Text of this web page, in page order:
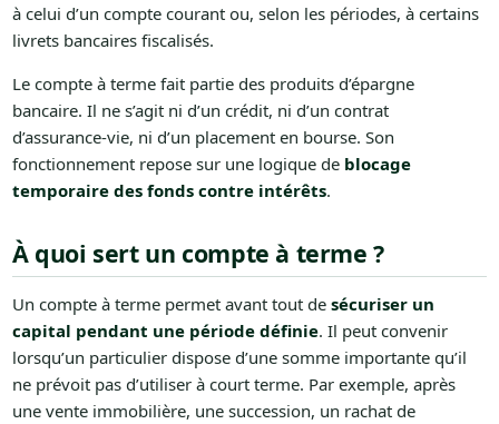
à celui d’un compte courant ou, selon les périodes, à certains
livrets bancaires fiscalisés.
Le compte à terme fait partie des produits d’épargne
bancaire. Il ne s’agit ni d’un crédit, ni d’un contrat
d’assurance-vie, ni d’un placement en bourse. Son
fonctionnement repose sur une logique de blocage
temporaire des fonds contre intérêts.
À quoi sert un compte à terme ?
Un compte à terme permet avant tout de sécuriser un
capital pendant une période définie. Il peut convenir
lorsqu’un particulier dispose d’une somme importante qu’il
ne prévoit pas d’utiliser à court terme. Par exemple, après
une vente immobilière, une succession, un rachat de